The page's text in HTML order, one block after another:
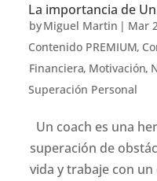
La importancia de
byMiguel Martin| Mar
Contenido PREMIUM,
Financiera, Motivación,
Superación Personal
Un coach es una
superación de
vida y trabaje con